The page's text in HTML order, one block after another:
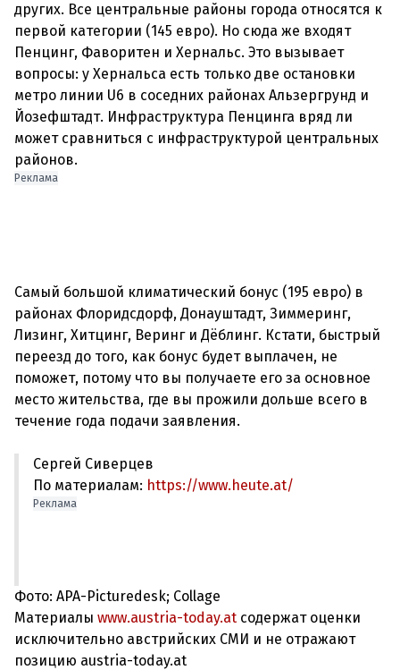
других. Все центральные районы города относятся к
первой категории (145 евро). Но сюда же входят
Пенцинг, Фаворитен и Хернальс. Это вызывает
вопросы: у Хернальса есть только две остановки
метро линии U6 в соседних районах Альзергрунд и
Йозефштадт. Инфраструктура Пенцинга вряд ли
может сравниться с инфраструктурой центральных
районов.
Реклама
Самый большой климатический бонус (195 евро) в
районах Флоридсдорф, Донауштадт, Зиммеринг,
Лизинг, Хитцинг, Веринг и Дёблинг. Кстати, быстрый
переезд до того, как бонус будет выплачен, не
поможет, потому что вы получаете его за основное
место жительства, где вы прожили дольше всего в
Сергей Сиверцев
По материалам: https://www.heute.at/
Реклама
Фото: APA-Picturedesk; Collage
Материалы www.austria-today.at содержат оценки
исключительно австрийских СМИ и не отражают
позицию austria-today.at